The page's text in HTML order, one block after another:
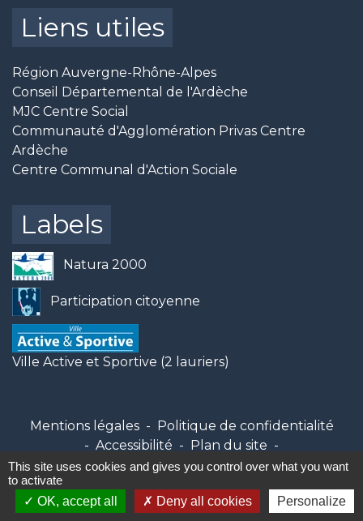
Liens utiles
Région Auvergne-Rhône-Alpes
Conseil Départemental de l'Ardèche
MJC Centre Social
Communauté d'Agglomération Privas Centre
Ardèche
Centre Communal d'Action Sociale
Labels
Natura 2000
Participation citoyenne
Ville Active et Sportive (2 lauriers)
Mentions légales - Politique de confidentialité
- Accessibilité - Plan du site -
Gestion des cookies
Site créé en partenariat avec Réseau des Communes
This site uses cookies and gives you control over what you want
to activate
OK, accept all
Deny all cookies Personalize